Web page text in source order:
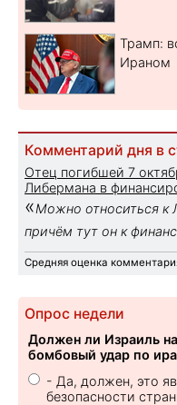
Трамп:
Ираном
Комментарий дня в
Отец погибшей 7
Либермана в
«Можно относиться к
причём тут он к
Средняя оценка
Опрос недели
Должен ли Израиль
бомбовый удар по
- Да, должен, это
безопасности